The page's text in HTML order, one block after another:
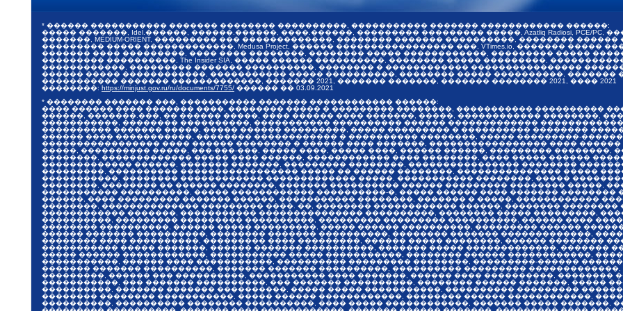
* ������ ����������� ������� �������� ����������, ����������� ������� ������������ ������:
����� �������, Idel.������, ������.������, ����.������, ��������� ��������� �����, Azatliq Radiosi, PCE/
�������, MEDIUM-ORIENT, ��������� ��� �������������, �������� ������� ����������, ��������
��������� ����� �������������, Medusa Project, ������ ����������������� ���, VTimes.io, �������
������� ���� ���������, ���� ���� ��������, �������� ����� ������������, ��������� �����
��������� ����������, The Insider SIA, ����� ������ ����������, �������� ����� ���������,
������������, ��������� ������� ����������, �������� � ������������ ����������������
������ ����� ������������, ����������� ����� ����������, �������� ����� ����������, �������
����������� ������� �������������, ������� 2021, ������� �������, ������� �������� 2021, ���� 2021
��������: https://minjust.gov.ru/ru/documents/7755/ ������ �� 03.09.2021
* �������� ������� ���, ����������� ������� ������������ ������:
���� ������ ���� ������� ����, �������� ����� � ��������� ��������, ����������� ����������
������, �������.���, �� ������ �����, ���� ������ ���� �������, �����, ������������ ��������,
�����������, �������� ����������, ����������� ���������� ������ �������������
���������� ������� �����, ����� ������ ���������, ����� ��������� � ���������� ��������
������ ���� �����������, �������� ������������ � ���������� ��������, ����� ���������-
����������������� ���� ������ �������� � ������ ���� �������, ����������������� ����
�����, ���������� �����, ���-���-���, ����� ����, ����� ����, ������ ������, ��������� ��������,
��������, ������������� ����� ���� ������, ������������ ���� ��������, ���� ����� ������
������������� ������, ������� �������, ��������� ��������, ���������������� ��������
���������, ���������� ����������������� ����� �� ������ ��������, ��������������� �����
�����������, �������� ������������ ������������� �����, ����������� ��������, �����
��������, �������� �� ������ ��������, ������� ���������� ������ ��������� �������� �����,
����������� ����������, ����� ������������ ����������-�, ����� ������ ���� ������� ��������
������, ���� ��������� ������� ������, ����������� ��������, ������� � �����, ������������
��������, �������������� ��������� ����. ��, �������� ������������ ������, �������� ��������
������������ �������, ����������� ��������������� ����������, �������� ����� ���������,
����������, ��������� ��������� ����������, ��������� ��������� ����������, ������ ����
�������� ����������, ������ ����� ���������, ����� ������ ����������, ��������� ������
������ ������� ����������, �������� ������� ����������, �������� ������� �������������,
�������� ���� ����������, ��������� ���� ���������, ������ ����� ��������, ������ ��������
����������� ����� �������, ������ ������� ����������, ������� ����� �������������, �������
����� ������ ������������, ����������� ����� �����������, �������� ������ ������������,
�����������, ������ ���� �����������, ���������� ��������� ��������, ���������-������
������� ������� ����������, ������� ������� ����������, ���������� ���������
���������, ������ ��� ����������, ����������� ���� �������, ������ ���� ����������, ��������
�����������, ��� ������� ����������, ��� ������� ����������, �������� ������ �������, �����
����������, ������� ������� ����������, ����� ����� �����������, ���������� ���������
�������� �������� �����������, ����� ������ ������������, �������� ������ ������������,
����������, ���������� �������� ����������, ���� ����� ������������, ������� ����� �������,